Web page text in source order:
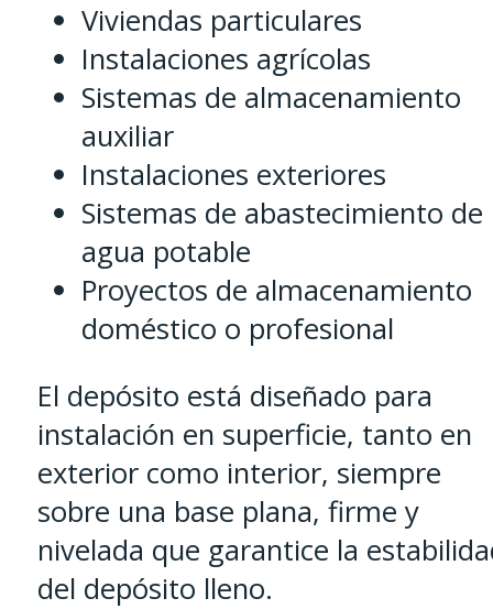
Viviendas particulares
Instalaciones agrícolas
Sistemas de almacenamiento
auxiliar
Instalaciones exteriores
Sistemas de abastecimiento de
agua potable
Proyectos de almacenamiento
doméstico o profesional
El depósito está diseñado para
instalación en superficie, tanto en
exterior como interior, siempre
sobre una base plana, firme y
nivelada que garantice la
del depósito lleno.